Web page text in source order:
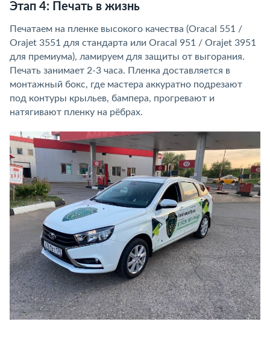
Этап 4: Печать в жизнь
Печатаем на пленке высокого качества (Oracal 551 /
Orajet 3551 для стандарта или Oracal 951 / Orajet 3951
для премиума), ламируем для защиты от выгорания.
Печать занимает 2-3 часа. Пленка доставляется в
монтажный бокс, где мастера аккуратно подрезают
под контуры крыльев, бампера, прогревают и
натягивают пленку на рёбрах.